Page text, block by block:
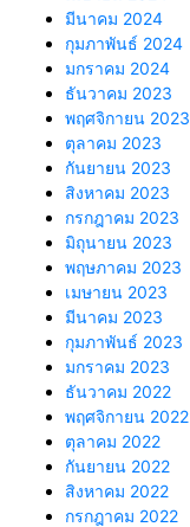
มีนาคม 2024
กุมภาพันธ์ 2024
มกราคม 2024
ธันวาคม 2023
พฤศจิกายน 2023
ตุลาคม 2023
กันยายน 2023
สิงหาคม 2023
กรกฎาคม 2023
มิถุนายน 2023
พฤษภาคม 2023
เมษายน 2023
มีนาคม 2023
กุมภาพันธ์ 2023
มกราคม 2023
ธันวาคม 2022
พฤศจิกายน 2022
ตุลาคม 2022
กันยายน 2022
สิงหาคม 2022
กรกฎาคม 2022